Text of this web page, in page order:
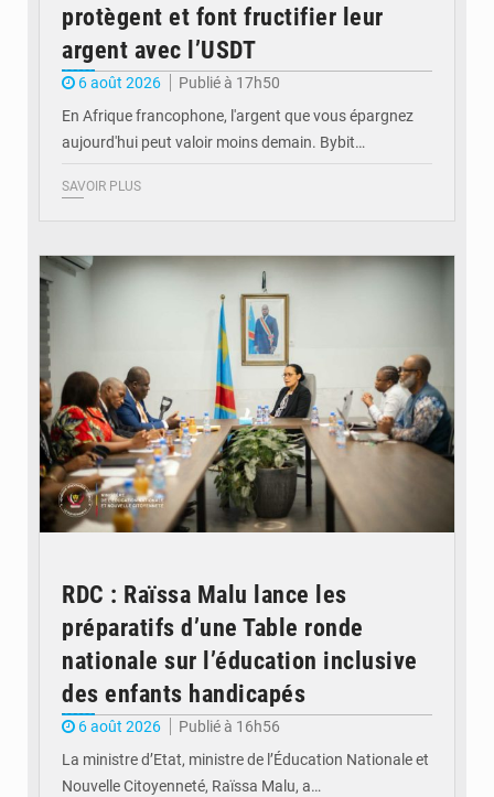
protègent et font fructifier leur
argent avec l’USDT
6 août 2026
Publié à 17h50
En Afrique francophone, l'argent que vous épargnez
aujourd'hui peut valoir moins demain. Bybit…
SAVOIR PLUS
RDC : Raïssa Malu lance les
préparatifs d’une Table ronde
nationale sur l’éducation inclusive
des enfants handicapés
6 août 2026
Publié à 16h56
La ministre d’Etat, ministre de l’Éducation Nationale et
Nouvelle Citoyenneté, Raïssa Malu, a…